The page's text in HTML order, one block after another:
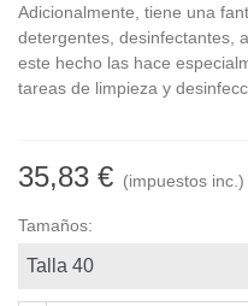
Adicionalmente, tiene una
detergentes, desinfectantes,
este hecho las hace
tareas de limpieza y
35,83 € (impuestos inc.)
Tamaños: